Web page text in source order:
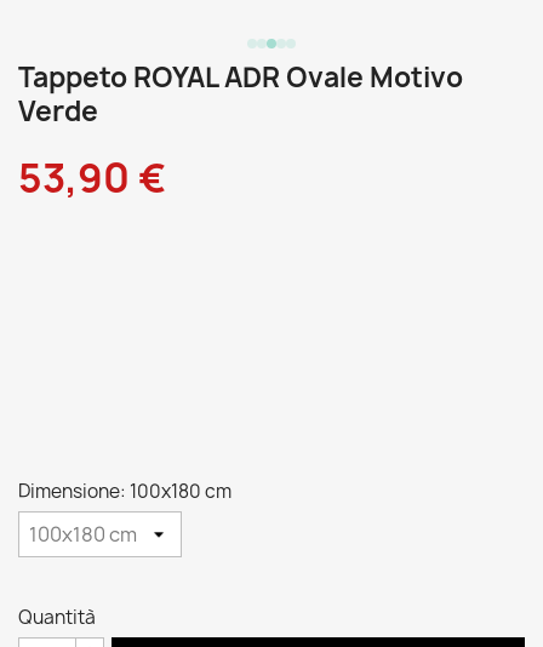
Tappeto ROYAL ADR Ovale Motivo
Verde
53,90 €
Dimensione: 100x180 cm
Quantità